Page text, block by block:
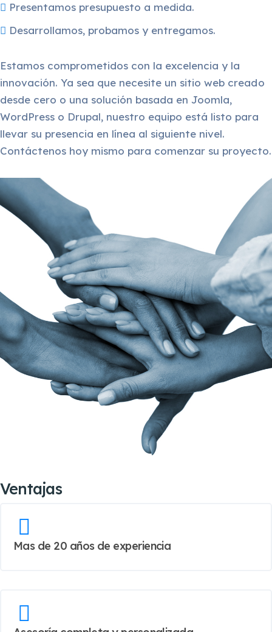
Presentamos presupuesto a medida.
Desarrollamos, probamos y entregamos.
Estamos comprometidos con la excelencia y la
innovación. Ya sea que necesite un sitio web creado
desde cero o una solución basada en Joomla,
WordPress o Drupal, nuestro equipo está listo para
llevar su presencia en línea al siguiente nivel.
Contáctenos hoy mismo para comenzar su proyecto.
Ventajas
Mas de 20 años de experiencia